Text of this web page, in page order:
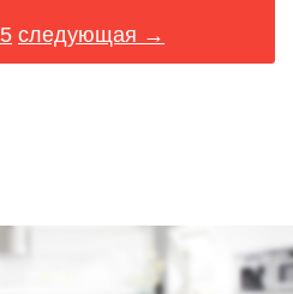
5 следующая →